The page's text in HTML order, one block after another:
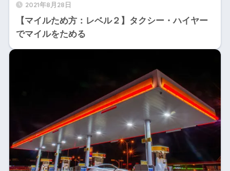
2021年8月28日
【マイルため方：レベル２】タクシー・ハイヤー
でマイルをためる